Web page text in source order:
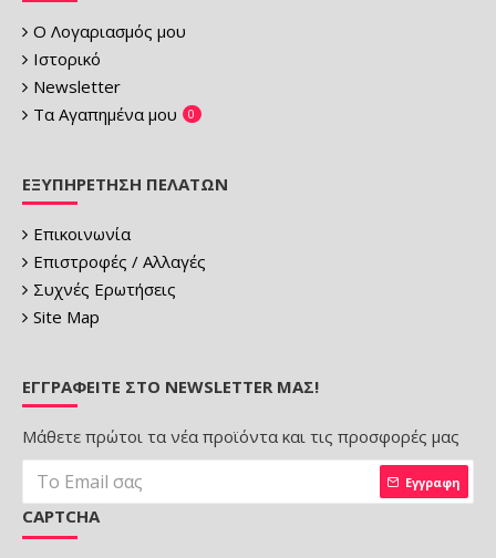
Ο Λογαριασμός μου
Ιστορικό
Newsletter
Τα Αγαπημένα μου
0
ΕΞΥΠΗΡΈΤΗΣΗ ΠΕΛΑΤΏΝ
Επικοινωνία
Επιστροφές / Αλλαγές
Συχνές Ερωτήσεις
Site Map
ΕΓΓΡΑΦΕΊΤΕ ΣΤΟ NEWSLETTER ΜΑΣ!
Μάθετε πρώτοι τα νέα προϊόντα και τις προσφορές μας
Εγγραφη
CAPTCHA